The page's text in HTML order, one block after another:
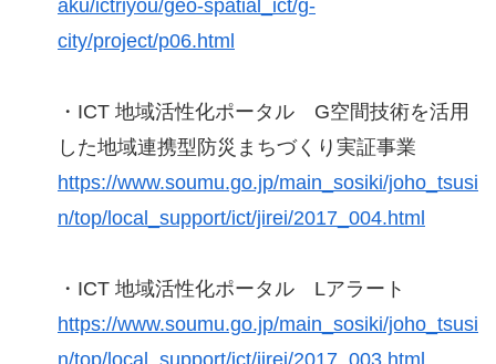
aku/ictriyou/geo-spatial_ict/g-
city/project/p06.html
・ICT 地域活性化ポータル G空間技術を活用
した地域連携型防災まちづくり実証事業
https://www.soumu.go.jp/main_sosiki/joho_tsusi
n/top/local_support/ict/jirei/2017_004.html
・ICT 地域活性化ポータル Lアラート
https://www.soumu.go.jp/main_sosiki/joho_tsusi